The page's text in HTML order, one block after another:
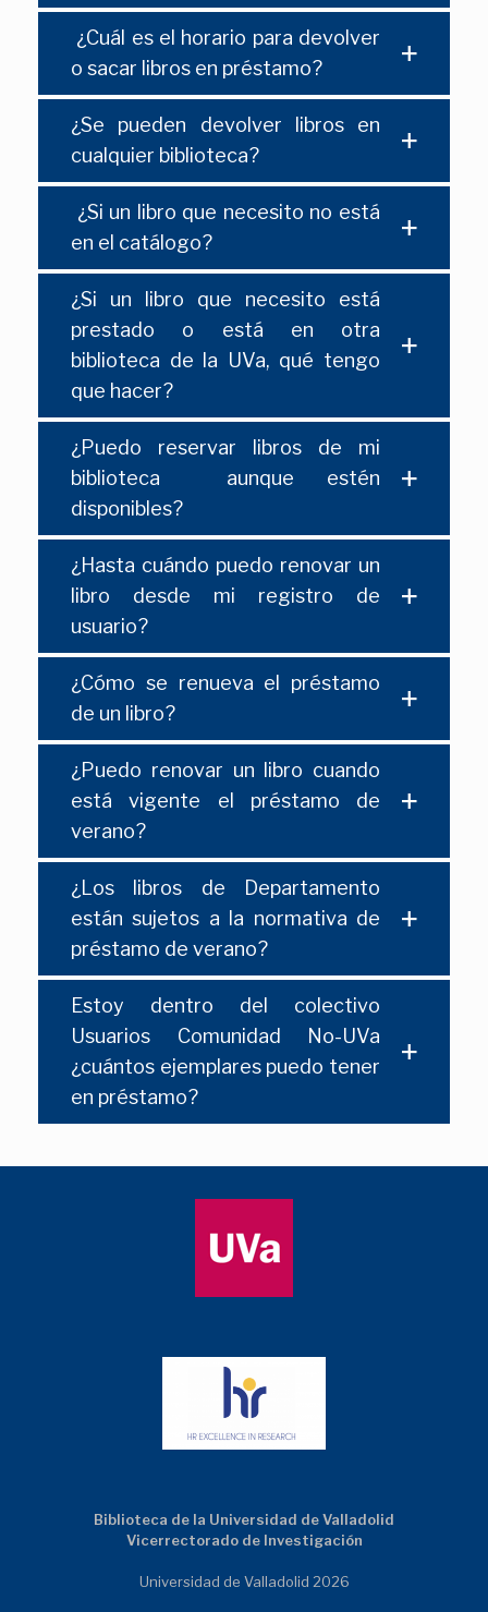
¿Cuál es el horario para devolver
o sacar libros en préstamo?
¿Se pueden devolver libros en
cualquier biblioteca?
¿Si un libro que necesito no está
en el catálogo?
¿Si un libro que necesito está
prestado o está en otra
biblioteca de la UVa, qué tengo
que hacer?
¿Puedo reservar libros de mi
biblioteca aunque estén
disponibles?
¿Hasta cuándo puedo renovar un
libro desde mi registro de
usuario?
¿Cómo se renueva el préstamo
de un libro?
¿Puedo renovar un libro cuando
está vigente el préstamo de
verano?
¿Los libros de Departamento
están sujetos a la normativa de
préstamo de verano?
Estoy dentro del colectivo
Usuarios Comunidad No-UVa
¿cuántos ejemplares puedo tener
en préstamo?
Biblioteca de la Universidad de Valladolid
Vicerrectorado de Investigación
Universidad de Valladolid 2026